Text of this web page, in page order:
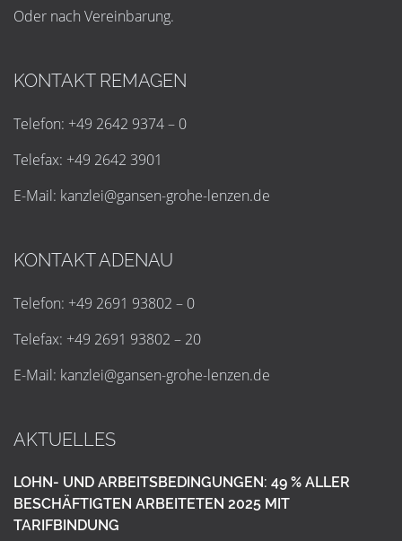
Oder nach Vereinbarung.
KONTAKT REMAGEN
Telefon: +49 2642 9374 – 0
Telefax: +49 2642 3901
E-Mail: kanzlei@gansen-grohe-lenzen.de
KONTAKT ADENAU
Telefon: +49 2691 93802 – 0
Telefax: +49 2691 93802 – 20
E-Mail: kanzlei@gansen-grohe-lenzen.de
AKTUELLES
LOHN- UND ARBEITSBEDINGUNGEN: 49 % ALLER
BESCHÄFTIGTEN ARBEITETEN 2025 MIT
TARIFBINDUNG